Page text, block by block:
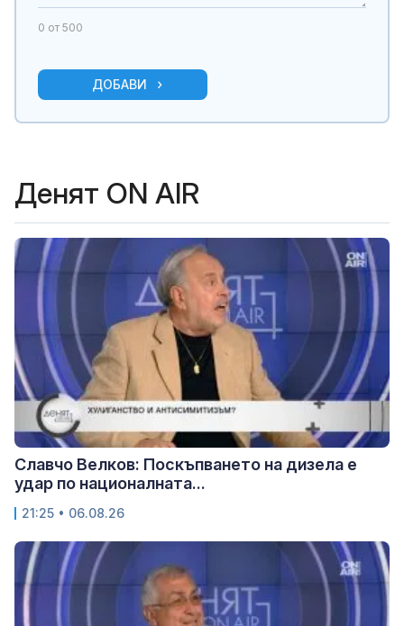
0 от 500
ДОБАВИ
Денят ON AIR
Славчо Велков: Поскъпването на дизела е
удар по националната...
21:25 • 06.08.26